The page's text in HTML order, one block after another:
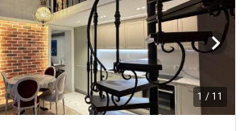
1 / 11